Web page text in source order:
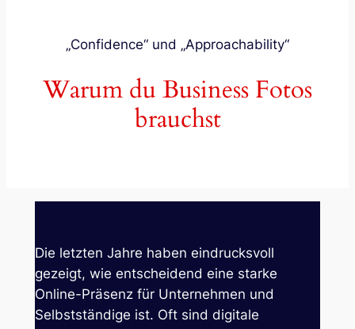
„Confidence“ und „Approachability“
Warum du Business Fotos
brauchst
Die letzten Jahre haben eindrucksvoll
gezeigt, wie entscheidend eine starke
Online-Präsenz für Unternehmen und
Selbstständige ist. Oft sind digitale